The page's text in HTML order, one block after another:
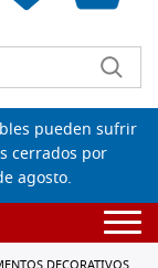
pueden sufrir
cerrados por
agosto.